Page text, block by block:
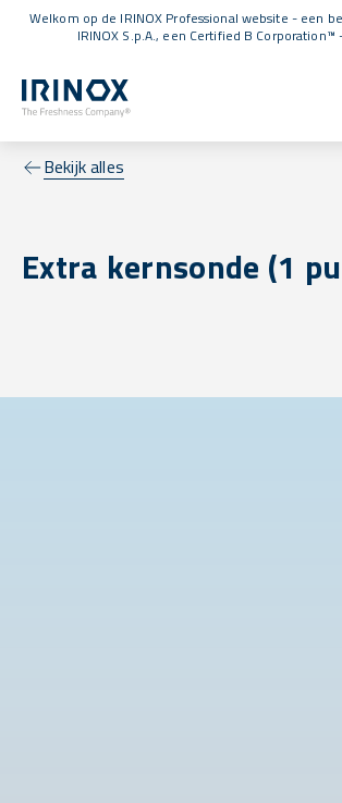
Welkom op de IRINOX Professional website - een
IRINOX S.p.A., een Certified B Corporation™
Bekijk alles
Extra kernsonde (1